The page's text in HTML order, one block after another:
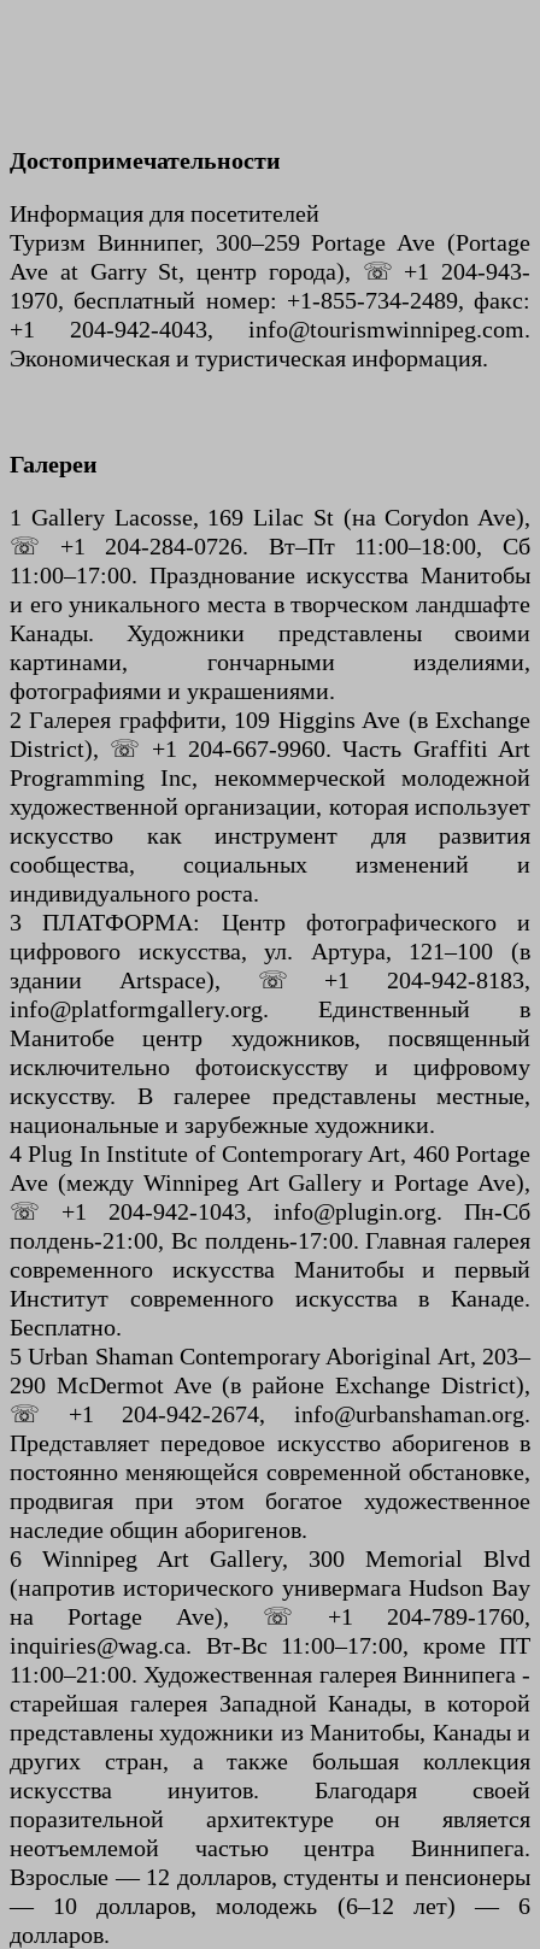
Достопримечательности
Информация для посетителей
Туризм Виннипег, 300–259 Portage Ave (Portage
Ave at Garry St, центр города), ☏ +1 204-943-
1970, бесплатный номер: +1-855-734-2489, факс:
+1 204-942-4043, info@tourismwinnipeg.com.
Экономическая и туристическая информация.
Галереи
1 Gallery Lacosse, 169 Lilac St (на Corydon Ave),
☏ +1 204-284-0726. Вт–Пт 11:00–18:00, Сб
11:00–17:00. Празднование искусства Манитобы
и его уникального места в творческом ландшафте
Канады. Художники представлены своими
картинами, гончарными изделиями,
фотографиями и украшениями.
2 Галерея граффити, 109 Higgins Ave (в Exchange
District), ☏ +1 204-667-9960. Часть Graffiti Art
Programming Inc, некоммерческой молодежной
художественной организации, которая использует
искусство как инструмент для развития
сообщества, социальных изменений и
индивидуального роста.
3 ПЛАТФОРМА: Центр фотографического и
цифрового искусства, ул. Артура, 121–100 (в
здании Artspace), ☏ +1 204-942-8183,
info@platformgallery.org. Единственный в
Манитобе центр художников, посвященный
исключительно фотоискусству и цифровому
искусству. В галерее представлены местные,
национальные и зарубежные художники.
4 Plug In Institute of Contemporary Art, 460 Portage
Ave (между Winnipeg Art Gallery и Portage Ave),
☏ +1 204-942-1043, info@plugin.org. Пн-Сб
полдень-21:00, Вс полдень-17:00. Главная галерея
современного искусства Манитобы и первый
Институт современного искусства в Канаде.
Бесплатно.
5 Urban Shaman Contemporary Aboriginal Art, 203–
290 McDermot Ave (в районе Exchange District),
☏ +1 204-942-2674, info@urbanshaman.org.
Представляет передовое искусство аборигенов в
постоянно меняющейся современной обстановке,
продвигая при этом богатое художественное
наследие общин аборигенов.
6 Winnipeg Art Gallery, 300 Memorial Blvd
(напротив исторического универмага Hudson Bay
на Portage Ave), ☏ +1 204-789-1760,
inquiries@wag.ca. Вт-Вс 11:00–17:00, кроме ПТ
11:00–21:00. Художественная галерея Виннипега -
старейшая галерея Западной Канады, в которой
представлены художники из Манитобы, Канады и
других стран, а также большая коллекция
искусства инуитов. Благодаря своей
поразительной архитектуре он является
неотъемлемой частью центра Виннипега.
Взрослые — 12 долларов, студенты и пенсионеры
— 10 долларов, молодежь (6–12 лет) — 6
долларов.